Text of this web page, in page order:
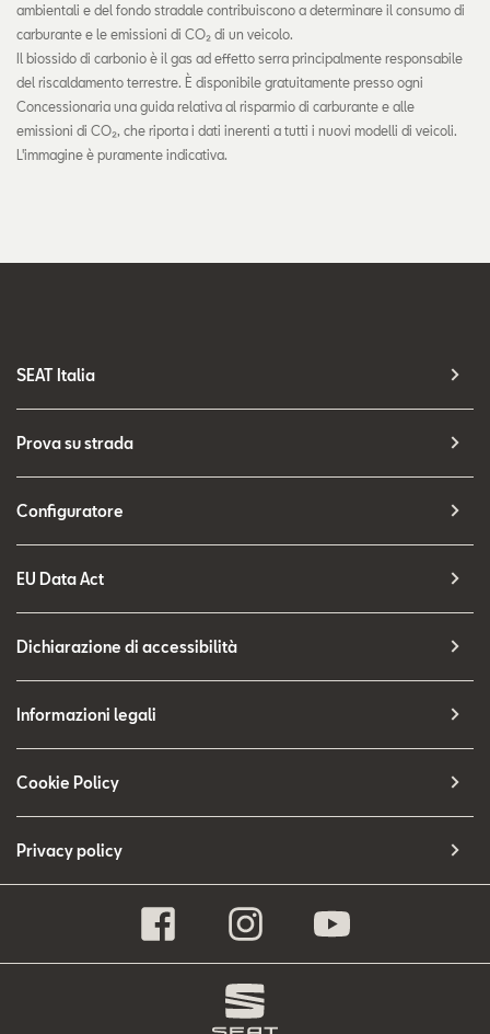
ambientali e del fondo stradale contribuiscono a determinare il consumo di
carburante e le emissioni di CO₂ di un veicolo.
Il biossido di carbonio è il gas ad effetto serra principalmente responsabile
del riscaldamento terrestre. È disponibile gratuitamente presso ogni
Concessionaria una guida relativa al risparmio di carburante e alle
emissioni di CO₂, che riporta i dati inerenti a tutti i nuovi modelli di veicoli.
L'immagine è puramente indicativa.
SEAT Italia
Prova su strada
Configuratore
EU Data Act
Dichiarazione di accessibilità
Informazioni legali
Cookie Policy
Privacy policy